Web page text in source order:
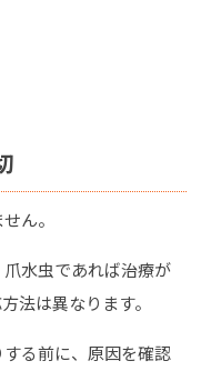
ん。
水虫であれば治療が
法は異なります。
る前に、原因を確認